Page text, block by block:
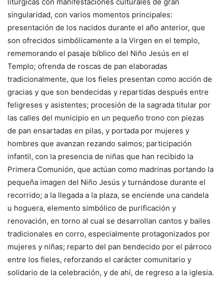
singularidad, con varios momentos principales:
presentación de los nacidos durante el año anterior, que
son ofrecidos simbólicamente a la Virgen en el templo,
rememorando el pasaje bíblico del Niño Jesús en el
Templo; ofrenda de roscas de pan elaboradas
tradicionalmente, que los fieles presentan como acción de
gracias y que son bendecidas y repartidas después entre
feligreses y asistentes; procesión de la sagrada titular por
las calles del municipio en un pequeño trono con piezas
de pan ensartadas en pilas, y portada por mujeres y
hombres que avanzan rezando salmos; participación
infantil, con la presencia de niñas que han recibido la
Primera Comunión, que actúan como madrinas portando la
pequeña imagen del Niño Jesús y turnándose durante el
recorrido; a la llegada a la plaza, se enciende una candela
u hoguera, elemento simbólico de purificación y
renovación, en torno al cual se desarrollan cantos y bailes
tradicionales en corro, especialmente protagonizados por
mujeres y niñas; reparto del pan bendecido por el párroco
entre los fieles, reforzando el carácter comunitario y
solidario de la celebración, y de ahí, de regreso a la iglesia.